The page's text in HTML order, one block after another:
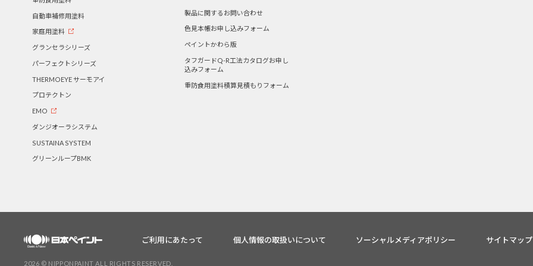
自動車補修用塗料
家庭用塗料
グランセラシリーズ
パーフェクトシリーズ
THERMOEYE サーモアイ
プロテクトン
EMO
ダンジオーラシステム
SUSTAINA SYSTEM
グリーンループBMK
製品に関するお問い合わせ
色見本帳お申し込みフォーム
ペイントかわら版
タフガードQ-R工法カタログお申し
込みフォーム
重防食用塗料積算見積もりフォーム
ご利用にあたって 個人情報の取扱いについて ソーシャルメディアポリシー サイトマップ
2026 © NIPPONPAINT ALL RIGHTS RESERVED.